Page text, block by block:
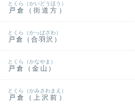
戸倉（街道方）
とくら（かいどうほう）
戸倉（合羽沢）
とくら（かっぱざわ）
戸倉（金山）
とくら（かなやま）
戸倉（上沢前）
とくら（かみさわまえ）